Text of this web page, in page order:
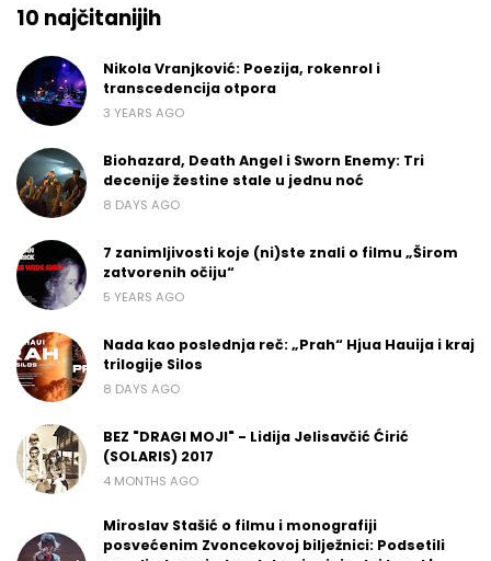
10 najčitanijih
Nikola Vranjković: Poezija, rokenrol i
transcedencija otpora
3 YEARS AGO
Biohazard, Death Angel i Sworn Enemy: Tri
decenije žestine stale u jednu noć
8 DAYS AGO
7 zanimljivosti koje (ni)ste znali o filmu „Širom
zatvorenih očiju“
5 YEARS AGO
Nada kao poslednja reč: „Prah“ Hjua Hauija i kraj
trilogije Silos
8 DAYS AGO
BEZ "DRAGI MOJI" - Lidija Jelisavčić Ćirić
(SOLARIS) 2017
4 MONTHS AGO
Miroslav Stašić o filmu i monografiji
posvećenim Zvoncekovoj bilježnici: Podsetili